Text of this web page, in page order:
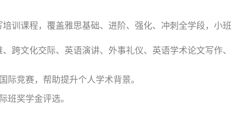
培训课程，覆盖雅思基础、进阶、强化、冲刺全学段，小班
跨文化交际、英语演讲、外事礼仪、英语学术论文写作、
际竞赛，帮助提升个人学术背景。
班奖学金评选。